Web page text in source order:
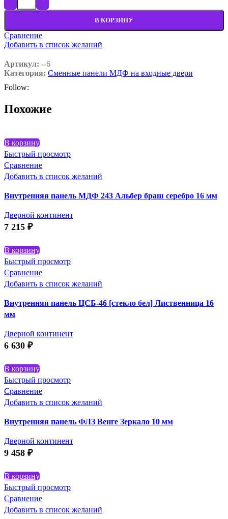
В КОРЗИНУ
Сравнение
Добавить в список желаний
Артикул: --6
Категория: Сменные панели МДФ на входные двери
Follow:
Похожие
В корзину
Быстрый просмотр
Сравнение
Добавить в список желаний
Внутренняя панель МДФ 243 Альбер браш серебро 16 мм
Дверной континент
7 215 ₽
В корзину
Быстрый просмотр
Сравнение
Добавить в список желаний
Внутренняя панель ЦСБ-46 [стекло бел] Лиственница 16
мм
Дверной континент
6 630 ₽
В корзину
Быстрый просмотр
Сравнение
Добавить в список желаний
Внутренняя панель ФЛЗ Венге Зеркало 10 мм
Дверной континент
9 458 ₽
В корзину
Быстрый просмотр
Сравнение
Добавить в список желаний